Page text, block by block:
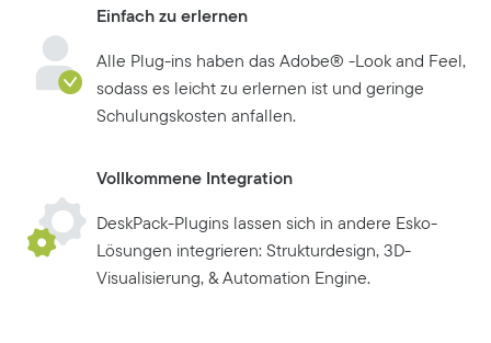
Einfach zu erlernen
Alle Plug-ins haben das Adobe® -Look and Feel,
sodass es leicht zu erlernen ist und geringe
Schulungskosten anfallen.
Vollkommene Integration
DeskPack-Plugins lassen sich in andere Esko-
Lösungen integrieren: Strukturdesign, 3D-
Visualisierung, & Automation Engine.